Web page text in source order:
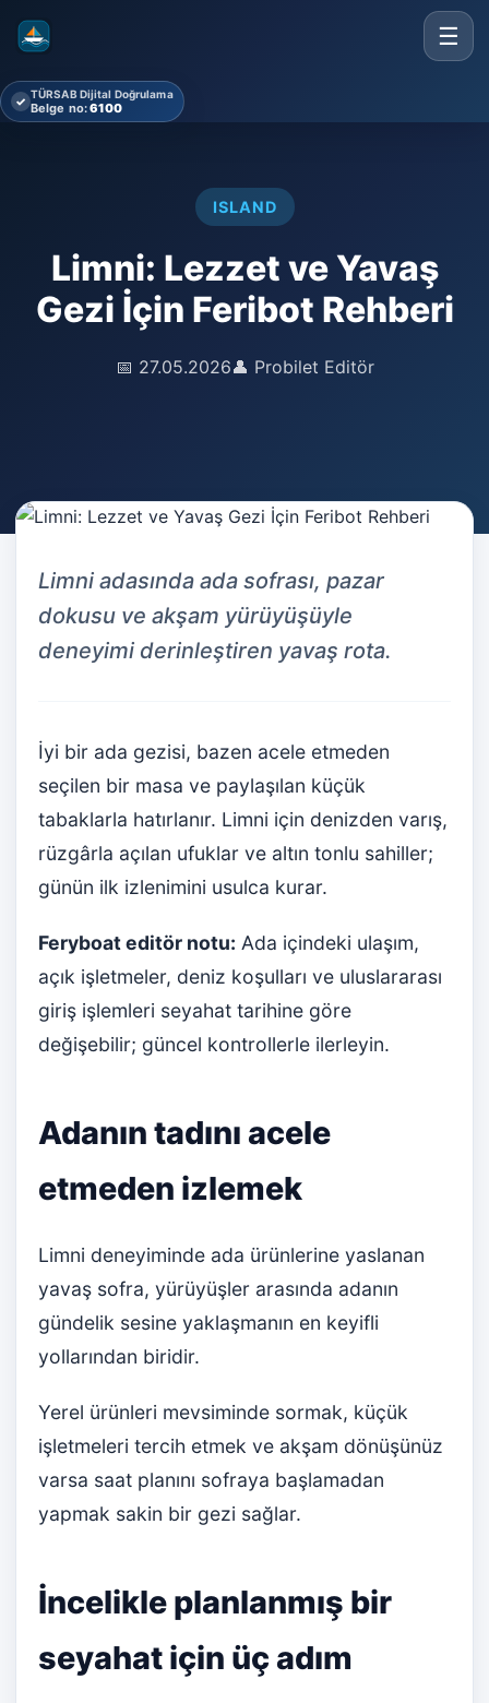
☰
✓ TÜRSAB Dijital Doğrulama
Belge no:6100
ISLAND
Limni: Lezzet ve Yavaş
Gezi İçin Feribot Rehberi
📅 27.05.2026👤 Probilet Editör
Limni adasında ada sofrası, pazar
dokusu ve akşam yürüyüşüyle
deneyimi derinleştiren yavaş rota.
İyi bir ada gezisi, bazen acele etmeden
seçilen bir masa ve paylaşılan küçük
tabaklarla hatırlanır. Limni için denizden varış,
rüzgârla açılan ufuklar ve altın tonlu sahiller;
günün ilk izlenimini usulca kurar.
Feryboat editör notu: Ada içindeki ulaşım,
açık işletmeler, deniz koşulları ve uluslararası
giriş işlemleri seyahat tarihine göre
değişebilir; güncel kontrollerle ilerleyin.
Adanın tadını acele
etmeden izlemek
Limni deneyiminde ada ürünlerine yaslanan
yavaş sofra, yürüyüşler arasında adanın
gündelik sesine yaklaşmanın en keyifli
yollarından biridir.
Yerel ürünleri mevsiminde sormak, küçük
işletmeleri tercih etmek ve akşam dönüşünüz
varsa saat planını sofraya başlamadan
yapmak sakin bir gezi sağlar.
İncelikle planlanmış bir
seyahat için üç adım